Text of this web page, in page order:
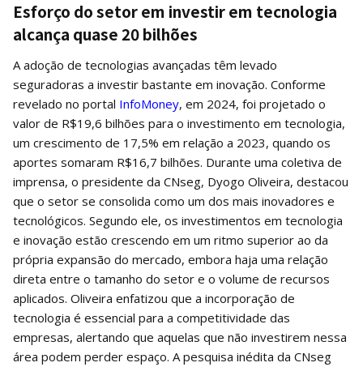
Esforço do setor em investir em tecnologia
alcança quase 20 bilhões
A adoção de tecnologias avançadas têm levado
seguradoras a investir bastante em inovação. Conforme
revelado no portal InfoMoney, em 2024, foi projetado o
valor de R$19,6 bilhões para o investimento em tecnologia,
um crescimento de 17,5% em relação a 2023, quando os
aportes somaram R$16,7 bilhões. Durante uma coletiva de
imprensa, o presidente da CNseg, Dyogo Oliveira, destacou
que o setor se consolida como um dos mais inovadores e
tecnológicos. Segundo ele, os investimentos em tecnologia
e inovação estão crescendo em um ritmo superior ao da
própria expansão do mercado, embora haja uma relação
direta entre o tamanho do setor e o volume de recursos
aplicados. Oliveira enfatizou que a incorporação de
tecnologia é essencial para a competitividade das
empresas, alertando que aquelas que não investirem nessa
área podem perder espaço. A pesquisa inédita da CNseg